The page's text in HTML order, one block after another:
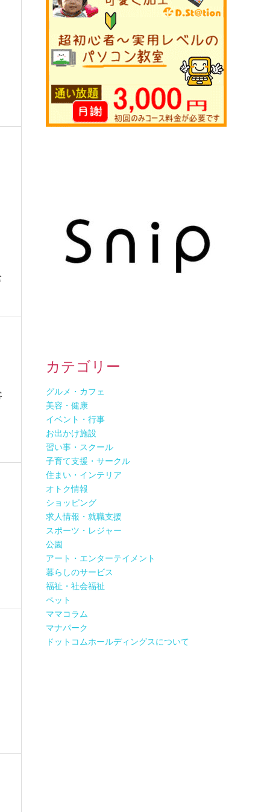
カテゴリー
グルメ・カフェ
美容・健康
イベント・行事
お出かけ施設
習い事・スクール
子育て支援・サークル
住まい・インテリア
オトク情報
ショッピング
求人情報・就職支援
スポーツ・レジャー
公園
アート・エンターテイメント
暮らしのサービス
福祉・社会福祉
ペット
ママコラム
マナパーク
ドットコムホールディングスについて